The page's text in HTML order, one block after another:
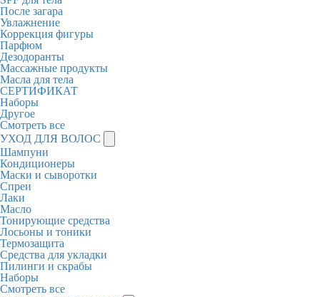
После загара
Увлажнение
Коррекция фигуры
Парфюм
Дезодоранты
Массажные продукты
Масла для тела
СЕРТИФИКАТ
Наборы
Другое
Смотреть все
УХОД ДЛЯ ВОЛОС
Шампуни
Кондиционеры
Маски и сыворотки
Спреи
Лаки
Масло
Тонирующие средства
Лосьоны и тоники
Термозащита
Средства для укладки
Пилинги и скрабы
Наборы
Смотреть все